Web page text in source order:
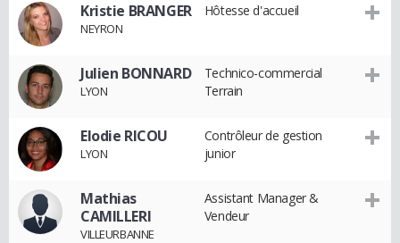
Kristie BRANGER
NEYRON
Hôtesse d'accueil
Julien BONNARD
LYON
Technico-commercial
Terrain
Elodie RICOU
LYON
Contrôleur de gestion
junior
Mathias
CAMILLERI
VILLEURBANNE
Assistant Manager &
Vendeur